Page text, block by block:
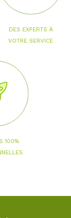
DES EXPERTS À
VOTRE SERVICE
100%